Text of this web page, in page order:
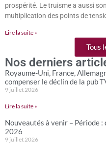
prospérité. Le truisme a aussi
multiplication des points de
Lire la suite »
Tous
Nos derniers
Royaume-Uni, France,
compenser le déclin de la pub
9 juillet 2026
Lire la suite »
Nouveautés à venir – Période
2026
9 juillet 2026